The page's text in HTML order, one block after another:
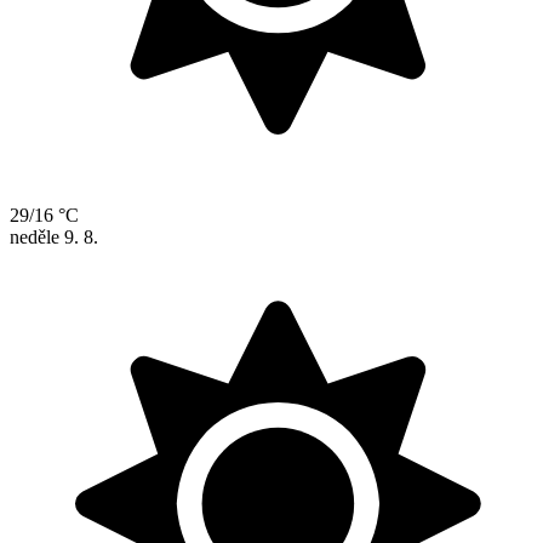
29/16 °C
neděle 9. 8.